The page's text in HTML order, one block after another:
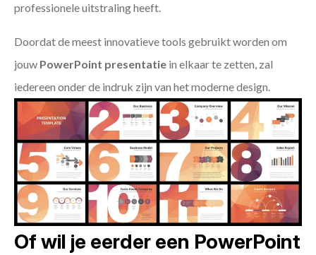
professionele uitstraling heeft.
Doordat de meest innovatieve tools gebruikt worden om
jouw PowerPoint presentatie in elkaar te zetten, zal
iedereen onder de indruk zijn van het moderne design.
Of wil je eerder een PowerPoint